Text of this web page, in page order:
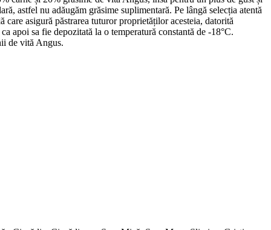
astfel nu adăugăm grăsime suplimentară. Pe lângă selecția atentă
asigură păstrarea tuturor proprietăților acesteia, datorită
apoi sa fie depozitată la o temperatură constantă de -18°C.
de vită Angus.